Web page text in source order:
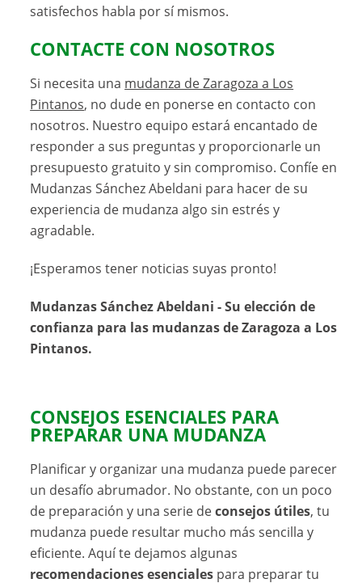
satisfechos habla por sí mismos.
CONTACTE CON NOSOTROS
Si necesita una mudanza de Zaragoza a Los
Pintanos, no dude en ponerse en contacto con
nosotros. Nuestro equipo estará encantado de
responder a sus preguntas y proporcionarle un
presupuesto gratuito y sin compromiso. Confíe en
Mudanzas Sánchez Abeldani para hacer de su
experiencia de mudanza algo sin estrés y
agradable.
¡Esperamos tener noticias suyas pronto!
Mudanzas Sánchez Abeldani - Su elección de
confianza para las mudanzas de Zaragoza a Los
Pintanos.
CONSEJOS ESENCIALES PARA
PREPARAR UNA MUDANZA
Planificar y organizar una mudanza puede parecer
un desafío abrumador. No obstante, con un poco
de preparación y una serie deconsejos útiles, tu
mudanza puede resultar mucho más sencilla y
eficiente. Aquí te dejamos algunas
recomendaciones esenciales para preparar tu